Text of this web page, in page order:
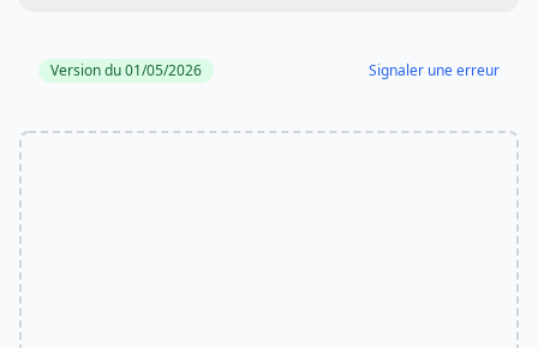
Version du 01/05/2026 Signaler une erreur